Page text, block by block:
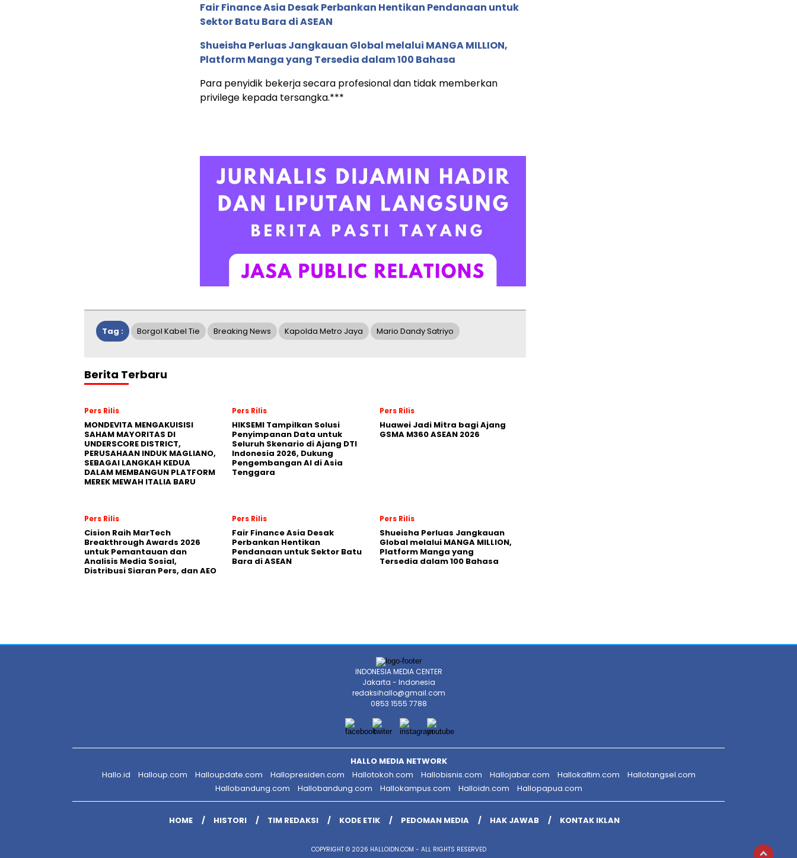
Fair Finance Asia Desak Perbankan Hentikan Pendanaan untuk
Sektor Batu Bara di ASEAN
Shueisha Perluas Jangkauan Global melalui MANGA MILLION,
Platform Manga yang Tersedia dalam 100 Bahasa
Para penyidik bekerja secara profesional dan tidak memberkan
privilege kepada tersangka.***
Tag : Borgol Kabel Tie Breaking News Kapolda Metro Jaya Mario Dandy Satriyo
Berita Terbaru
Pers Rilis
MONDEVITA MENGAKUISISI
SAHAM MAYORITAS DI
UNDERSCORE DISTRICT,
PERUSAHAAN INDUK MAGLIANO,
SEBAGAI LANGKAH KEDUA
DALAM MEMBANGUN PLATFORM
MEREK MEWAH ITALIA BARU
Pers Rilis
HIKSEMI Tampilkan Solusi
Penyimpanan Data untuk
Seluruh Skenario di Ajang DTI
Indonesia 2026, Dukung
Pengembangan AI di Asia
Tenggara
Pers Rilis
Huawei Jadi Mitra bagi Ajang
GSMA M360 ASEAN 2026
Pers Rilis
Cision Raih MarTech
Breakthrough Awards 2026
untuk Pemantauan dan
Analisis Media Sosial,
Distribusi Siaran Pers, dan AEO
Pers Rilis
Fair Finance Asia Desak
Perbankan Hentikan
Pendanaan untuk Sektor Batu
Bara di ASEAN
Pers Rilis
Shueisha Perluas Jangkauan
Global melalui MANGA MILLION,
Platform Manga yang
Tersedia dalam 100 Bahasa
INDONESIA MEDIA CENTER
Jakarta - Indonesia
redaksihallo@gmail.com
0853 1555 7788
HALLO MEDIA NETWORK
Hallo.id
Halloup.com Halloupdate.com Hallopresiden.com Hallotokoh.com Hallobisnis.com Hallojabar.com Hallokaltim.com
Hallotangsel.com
Hallobandung.com
Hallobandung.com Hallokampus.com Halloidn.com Hallopapua.com
HOME HISTORI TIM REDAKSI KODE ETIK PEDOMAN MEDIA HAK JAWAB KONTAK IKLAN
COPYRIGHT © 2026 HALLOIDN.COM - ALL RIGHTS RESERVED